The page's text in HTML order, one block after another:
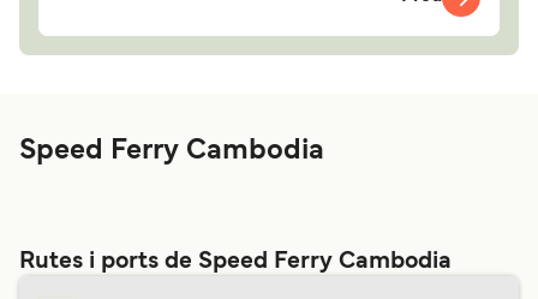
Speed Ferry Cambodia
Rutes i ports de Speed Ferry Cambodia